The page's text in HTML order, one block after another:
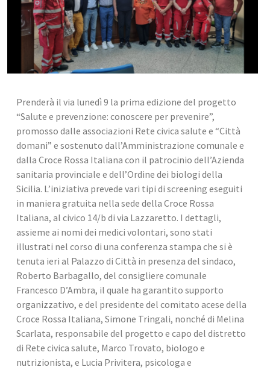
Prenderà il via lunedì 9 la prima edizione del progetto
“Salute e prevenzione: conoscere per prevenire”,
promosso dalle associazioni Rete civica salute e “Città
domani” e sostenuto dall’Amministrazione comunale e
dalla Croce Rossa Italiana con il patrocinio dell’Azienda
sanitaria provinciale e dell’Ordine dei biologi della
Sicilia. L’iniziativa prevede vari tipi di screening eseguiti
in maniera gratuita nella sede della Croce Rossa
Italiana, al civico 14/b di via Lazzaretto. I dettagli,
assieme ai nomi dei medici volontari, sono stati
illustrati nel corso di una conferenza stampa che si è
tenuta ieri al Palazzo di Città in presenza del sindaco,
Roberto Barbagallo, del consigliere comunale
Francesco D’Ambra, il quale ha garantito supporto
organizzativo, e del presidente del comitato acese della
Croce Rossa Italiana, Simone Tringali, nonché di Melina
Scarlata, responsabile del progetto e capo del distretto
di Rete civica salute, Marco Trovato, biologo e
nutrizionista, e Lucia Privitera, psicologa e